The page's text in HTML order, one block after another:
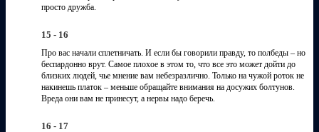
просто дружба.
15 - 16
Про вас начали сплетничать. И если бы говорили правду, то полбеды – но
беспардонно врут. Самое плохое в этом то, что все это может дойти до
близких людей, чье мнение вам небезразлично. Только на чужой роток не
накинешь платок – меньше обращайте внимания на досужих болтунов.
Вреда они вам не принесут, а нервы надо беречь.
16 - 17